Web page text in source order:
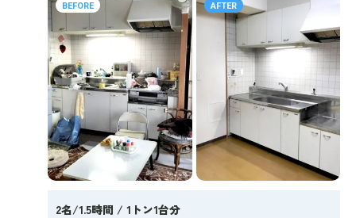
BEFORE AFTER
2名/1.5時間 / 1トン1台分